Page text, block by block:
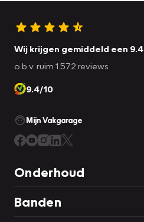
Wij krijgen gemiddeld een 9.4
o.b.v. ruim 1.572 reviews
9.4/10
Mijn Vakgarage
Onderhoud
Banden